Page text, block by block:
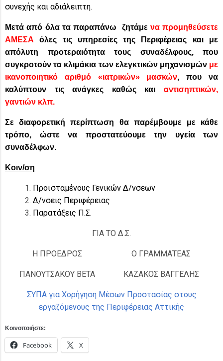
συνεχής και αδιάλειπτη.
Μετά από όλα τα παραπάνω ζητάμε να προμηθεύσετε
ΑΜΕΣΑ όλες τις υπηρεσίες της Περιφέρειας και με
απόλυτη προτεραιότητα τους συναδέλφους, που
συγκροτούν τα κλιμάκια των ελεγκτικών μηχανισμών με
ικανοποιητικό αριθμό «ιατρικών» μασκών, που να
καλύπτουν τις ανάγκες καθώς και αντισηπτικών,
γαντιών κλπ.
Σε διαφορετική περίπτωση θα παρέμβουμε με κάθε
τρόπο, ώστε να προστατεύουμε την υγεία των
συναδέλφων.
Κοιν/ση
Προϊσταμένους Γενικών Δ/νσεων
Δ/νσεις Περιφέρειας
Παρατάξεις Π.Σ.
ΓΙΑ ΤΟ Δ.Σ.
Η ΠΡΟΕΔΡΟΣ
ΠΑΝΟΥΤΣΑΚΟΥ ΒΕΤΑ
Ο ΓΡΑΜΜΑΤΕΑΣ
ΚΑΖΑΚΟΣ ΒΑΓΓΕΛΗΣ
ΣΥΠΑ για Χορήγηση Μέσων Προστασίας στους
εργαζόμενους της Περιφέρειας Αττικής
Κοινοποιήστε:
Facebook X